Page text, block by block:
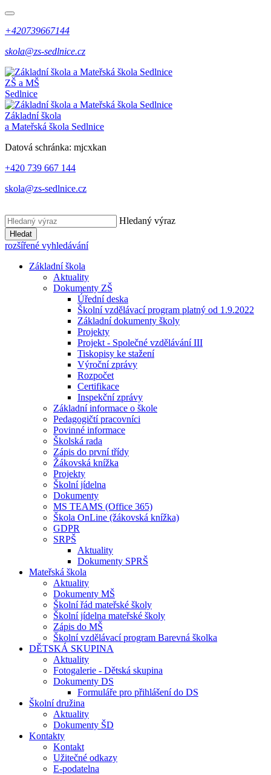
+420739667144
skola@zs-sedlnice.cz
ZŠ a MŠ
Sedlnice
Základní škola
a Mateřská škola Sedlnice
Datová schránka: mjcxkan
+420 739 667 144
skola@zs-sedlnice.cz
Hledaný výraz
Hledat
rozšířené vyhledávání
Základní škola
Aktuality
Dokumenty ZŠ
Úřední deska
Školní vzdělávací program platný od 1.9.2022
Základní dokumenty školy
Projekty
Projekt - Společné vzdělávání III
Tiskopisy ke stažení
Výroční zprávy
Rozpočet
Certifikace
Inspekční zprávy
Základní informace o škole
Pedagogičtí pracovníci
Povinné informace
Školská rada
Zápis do první třídy
Žákovská knížka
Projekty
Školní jídelna
Dokumenty
MS TEAMS (Office 365)
Škola OnLine (žákovská knížka)
GDPR
SRPŠ
Aktuality
Dokumenty SPRŠ
Mateřská škola
Aktuality
Dokumenty MŠ
Školní řád mateřské školy
Školní jídelna mateřské školy
Zápis do MŠ
Školní vzdělávací program Barevná školka
DĚTSKÁ SKUPINA
Aktuality
Fotogalerie - Dětská skupina
Dokumenty DS
Formuláře pro přihlášení do DS
Školní družina
Aktuality
Dokumenty ŠD
Kontakty
Kontakt
Užitečné odkazy
E-podatelna